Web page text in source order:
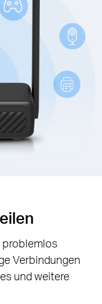
problemlos
Verbindungen
und weitere